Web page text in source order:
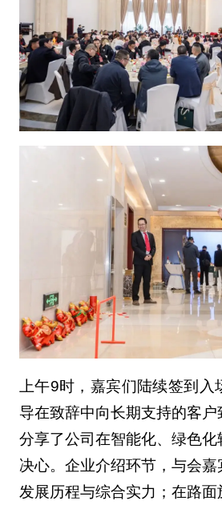
上午9时，嘉宾们陆续签到
导在致辞中向长期支持的客
分享了公司在智能化、绿色化
决心。企业介绍环节，与会
发展历程与综合实力；在路